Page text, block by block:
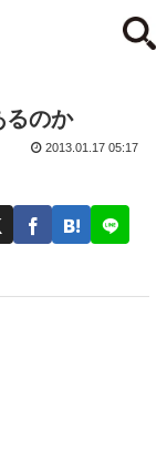
るのか
2013.01.17 05:17